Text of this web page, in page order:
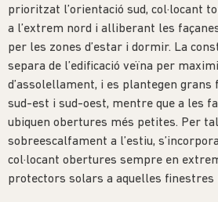
prioritzat l’orientació sud, col·locant
a l’extrem nord i alliberant les
per les zones d’estar i dormir. La
separa de l’edificació veïna per
d’assolellament, i es plantegen
sud-est i sud-oest, mentre que a les
ubiquen obertures més petites. Per
sobreescalfament a l’estiu,
col·locant obertures sempre en
protectors solars a aquelles finestres